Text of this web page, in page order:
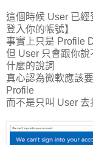
這個時候 User 已
登入你的帳號】
事實上只是 Profile
但 User 只會跟你
什麼的說詞
真心認為微軟應該
Profile
而不是只叫 User